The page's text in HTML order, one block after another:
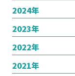
2024年
2023年
2022年
2021年